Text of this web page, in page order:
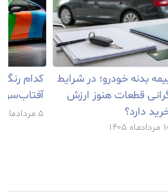
بدنه خودرو؛ در شرایط
قطعات هنوز ارزش
دارد؟
۱۴۰۵
کدام رنگ
۵ مرداد‌‌ماه ۱۴۰۵